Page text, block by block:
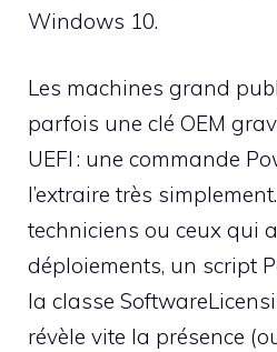
Windows 10.
Les machines grand
parfois une clé OEM
UEFI : une commande
l’extraire très
techniciens ou ceux qui
déploiements, un script
la classe
révèle vite la présence